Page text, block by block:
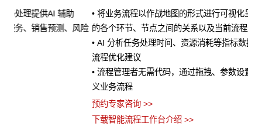
• 将业务流程以作战地图的形式进行可视化呈现，清晰展示流程
的各个环节、节点之间的关系以及当前流程所处阶段
• AI 分析任务处理时间、资源消耗等指标数据，定位瓶颈并提供
• 流程管理者无需代码，通过拖拽、参数设置等方式即可快速定
下载智能流程工作台介绍 >>